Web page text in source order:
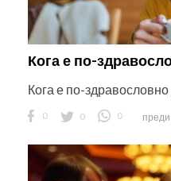
Кога е по-
Кога е по-
0 0 0 преди